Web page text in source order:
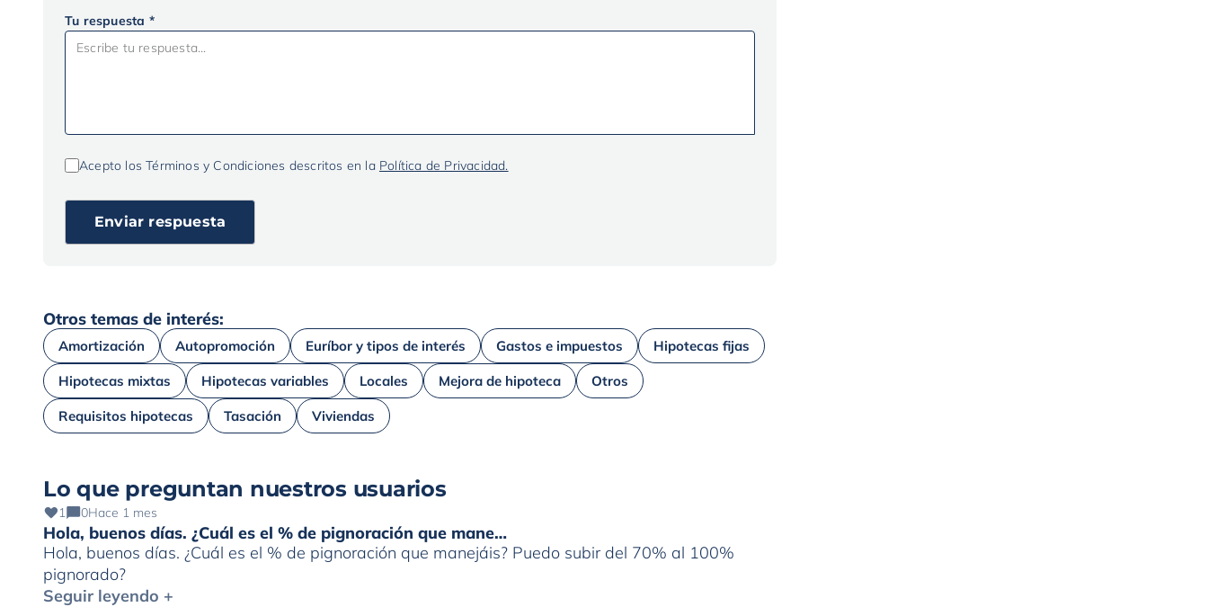
Tu respuesta *
Acepto los Términos y Condiciones descritos en la Política de Privacidad.
Otros temas de interés:
Amortización Autopromoción Euríbor y tipos de interés Gastos e impuestos Hipotecas fijas
Hipotecas mixtas Hipotecas variables Locales Mejora de hipoteca Otros
Requisitos hipotecas Tasación Viviendas
Lo que preguntan nuestros usuarios
1 0Hace 1 mes
Hola, buenos días. ¿Cuál es el % de pignoración que mane…
Hola, buenos días. ¿Cuál es el % de pignoración que manejáis? Puedo subir del 70% al 100%
pignorado?
Seguir leyendo +